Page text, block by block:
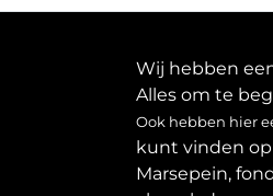
Wij hebben
Alles om te
Ook hebben hier
kunt vinden
Marsepein,